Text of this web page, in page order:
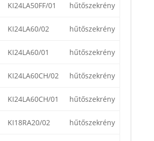
KI24LA50FF/01 hűtőszekrény
KI24LA60/02 hűtőszekrény
KI24LA60/01 hűtőszekrény
KI24LA60CH/02 hűtőszekrény
KI24LA60CH/01 hűtőszekrény
KI18RA20/02 hűtőszekrény